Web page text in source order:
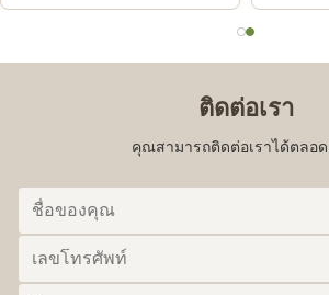
ติดต่อเรา
คุณสามารถติดต่อเราได้ตลอด